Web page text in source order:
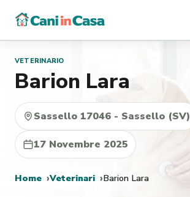
contenuto
VETERINARIO
Barion Lara
Sassello 17046 - Sassello (SV)
17 Novembre 2025
Home Veterinari Barion Lara